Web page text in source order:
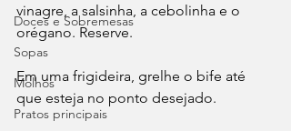
Doces e Sobremesas
Sopas
Molhos
Pratos principais
vinagre, a salsinha, a cebolinha e o
orégano. Reserve.
Em uma frigideira, grelhe o bife até
que esteja no ponto desejado.